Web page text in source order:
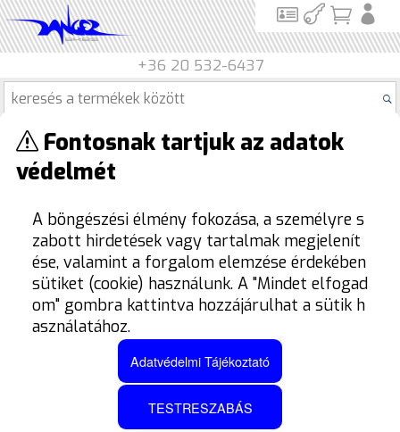
+36 20 532-6437
Termék kategóriák
Termékek
TERMÉKEK SZŰRÉSE
Fontosnak tartjuk az adatok
védelmét
A böngészési élmény fokozása, a személyre s
zabott hirdetések vagy tartalmak megjelenít
ése, valamint a forgalom elemzése érdekében
sütiket (cookie) használunk. A "Mindet elfogad
om" gombra kattintva hozzájárulhat a sütik h
asználatához.
Adatvédelmi Tájékoztató
TESTRESZABÁS